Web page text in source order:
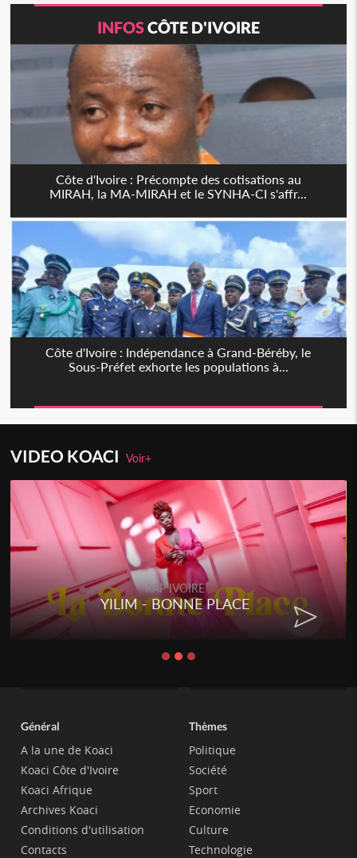
INFOSCÔTE D'IVOIRE
Côte d'Ivoire : Précompte des cotisations au
MIRAH, la MA-MIRAH et le SYNHA-CI s'affr...
Côte d'Ivoire : Indépendance à Grand-Béréby, le
Sous-Préfet exhorte les populations à...
VIDEO KOACIVoir+
RAP IVOIRE
YILIM - BONNE PLACE
Général
A la une de Koaci
Koaci Côte d'Ivoire
Koaci Afrique
Archives Koaci
Conditions d'utilisation
Contacts
Thèmes
Politique
Société
Sport
Economie
Culture
Technologie